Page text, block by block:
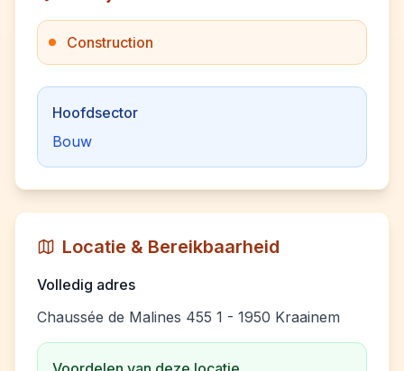
Construction
Hoofdsector
Bouw
Locatie & Bereikbaarheid
Volledig adres
Chaussée de Malines 455 1 - 1950 Kraainem